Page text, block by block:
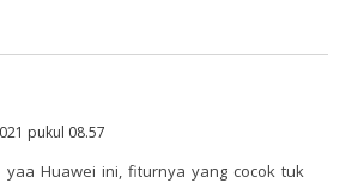
pukul 08.57
Huawei ini, fiturnya yang cocok tuk